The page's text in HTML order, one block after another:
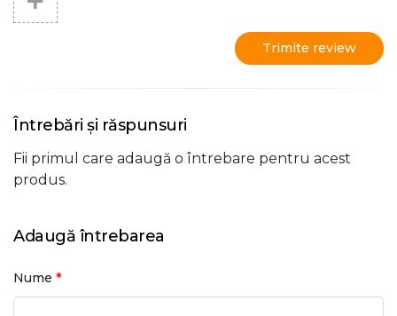
Trimite review
Întrebări și răspunsuri
Fii primul care adaugă o întrebare pentru acest
produs.
Adaugă întrebarea
Nume *